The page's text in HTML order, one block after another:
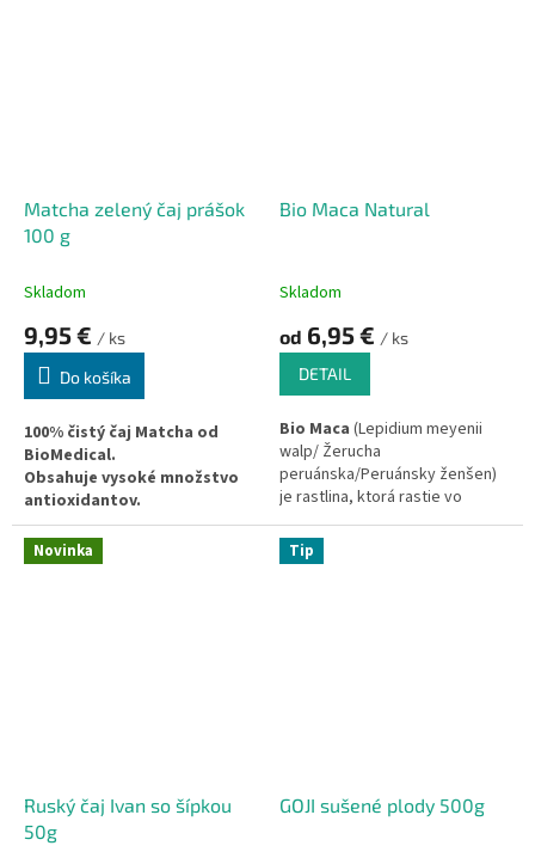
Matcha zelený čaj prášok
100 g
Skladom
9,95 € / ks
Do košíka
100% čistý čaj Matcha od
BioMedical.
Obsahuje vysoké množstvo
antioxidantov.
Je bohatý na prospešný
chlorofyl a L-Theanín.
Ideálny na prípravu
Bio Maca Natural
Skladom
od 6,95 € / ks
DETAIL
Bio Maca (Lepidium meyenii
walp/ Žerucha
peruánska/Peruánsky ženšen)
je rastlina, ktorá rastie vo
vysokých nadmorských výškach
v pohorí Ánd v Peru. Darí sa jej aj
napriek silnému vetru, mrazu či
Novinka
Ruský čaj Ivan so šípkou
50g
Tip
GOJI sušené plody 500g